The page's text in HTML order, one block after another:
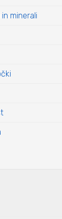
minerali